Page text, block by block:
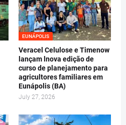
EUNÁPOLIS
Veracel Celulose e Timenow
lançam lnova edição de
curso de planejamento para
agricultores familiares em
Eunápolis (BA)
July 27, 2026